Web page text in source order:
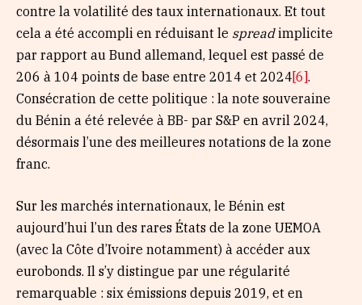
contre la volatilité des taux internationaux. Et tout
cela a été accompli en réduisant le spreadimplicite
par rapport au Bund allemand, lequel est passé de
206 à 104 points de base entre 2014 et 2024[6].
Consécration de cette politique : la note souveraine
du Bénin a été relevée à BB- par S&P en avril 2024,
désormais l’une des meilleures notations de la zone
franc.
Sur les marchés internationaux, le Bénin est
aujourd’hui l’un des rares États de la zone UEMOA
(avec la Côte d’Ivoire notamment) à accéder aux
eurobonds. Il s’y distingue par une régularité
remarquable : six émissions depuis 2019, et en